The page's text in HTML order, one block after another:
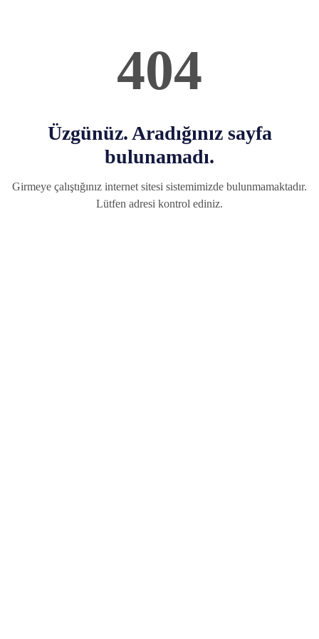
404
Üzgünüz. Aradığınız sayfa
bulunamadı.
Girmeye çalıştığınız internet sitesi sistemimizde bulunmamaktadır.
Lütfen adresi kontrol ediniz.